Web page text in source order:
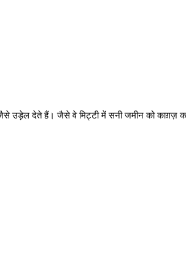
जैसे उड़ेल देते हैं। जैसे वे मिट्टी में सनी जमीन को काग़ज़